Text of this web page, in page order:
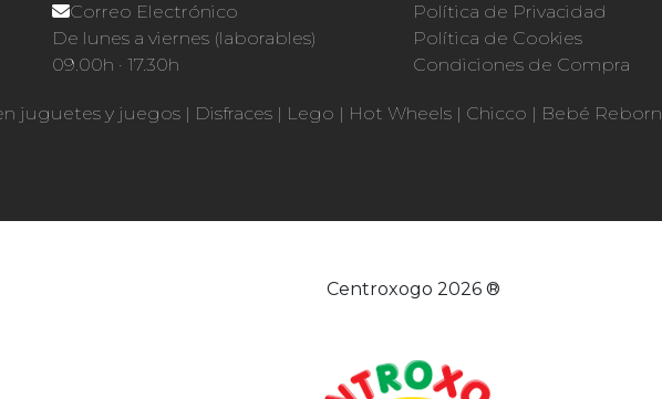
Correo Electrónico
De lunes a viernes (laborables)
09.00h · 17.30h
Política de Privacidad
Política de Cookies
Condiciones de Compra
juguetes y juegos | Disfraces | Lego | Hot Wheels | Chicco | Bebé Reborn
Centroxogo 2026 ®